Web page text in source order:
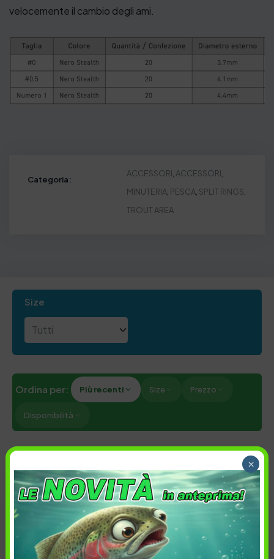
velocemente il cambio degli ami.
Categoria:
ACCESSORI ACCESSORI
MINUTERIA, PESCA, SPLIT RINGS
TROUT AREA
Size
Ordina per: Più recenti Size Prezzo
Disponibilità
×